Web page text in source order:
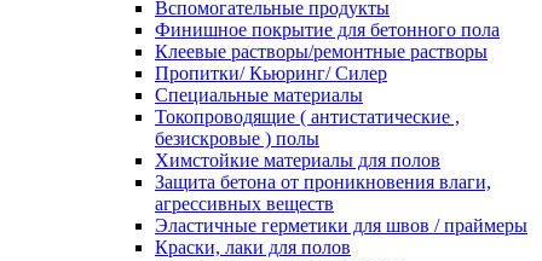
Вспомогательные продукты
Финишное покрытие для бетонного пола
Клеевые растворы/ремонтные растворы
Пропитки/ Кьюринг/ Силер
Специальные материалы
Токопроводящие ( антистатические ,
безискровые ) полы
Химстойкие материалы для полов
Защита бетона от проникновения влаги,
агрессивных веществ
Эластичные герметики для швов / праймеры
Краски, лаки для полов